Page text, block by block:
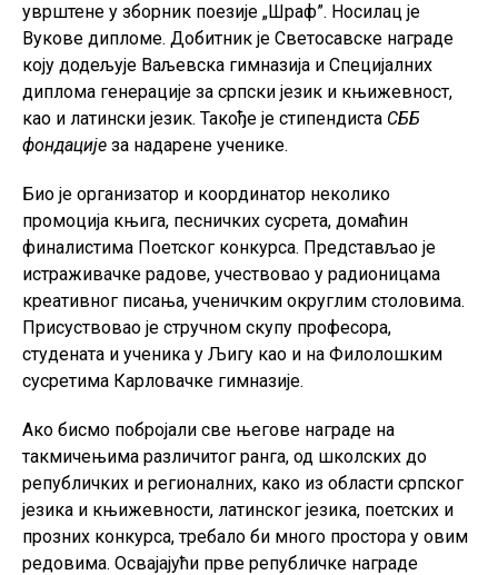
уврштене у зборник поезије „Шраф”. Носилац је
Вукове дипломе. Добитник је Светосавске награде
коју додељује Ваљевcка гимназија и Специјалних
диплома генерације за српски језик и књижевност,
као и латински језик. Такође је стипендиста СББ
фондације за надарене ученике.
Био је организатор и координатор неколико
промоција књига, песничких сусрета, домаћин
финалистима Поетског конкурса. Представљао је
истраживачке радове, учествовао у радионицама
креативног писања, ученичким округлим столовима.
Присуствовао је стручном скупу професора,
студената и ученика у Љигу као и на Филолошким
сусретима Карловачке гимназије.
Ако бисмо побројали све његове награде на
такмичењима различитог ранга, од школских до
републичких и регионалних, како из области српског
језика и књижевности, латинског језика, поетских и
прозних конкурса, требало би много простора у овим
редовима. Освајајући прве републичке награде